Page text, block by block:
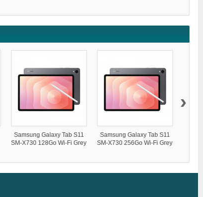
Samsung Galaxy Tab S11
SM-X730 128Go Wi-Fi Grey
Samsung Galaxy Tab S11
SM-X730 256Go Wi-Fi Grey
›